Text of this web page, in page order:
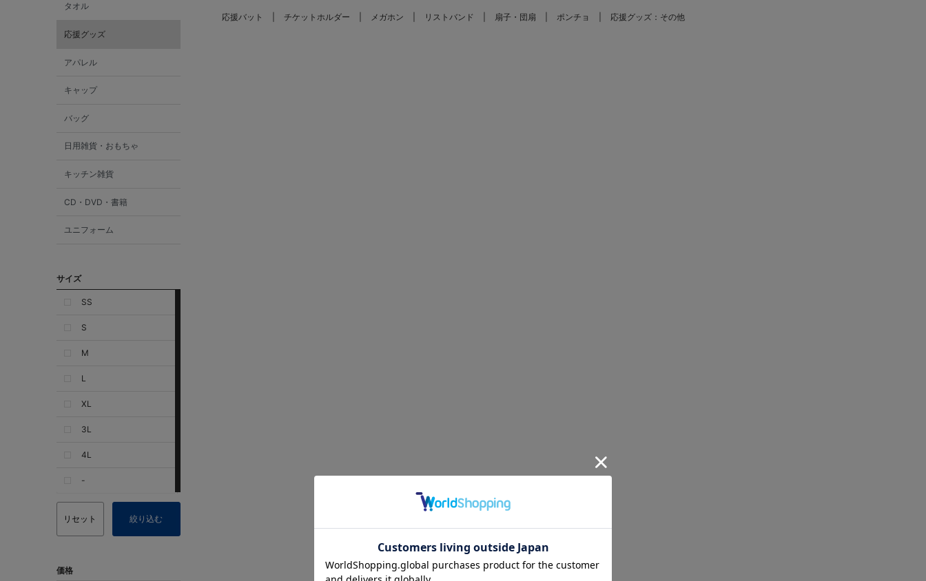
タオル
応援グッズ
アパレル
キャップ
バッグ
日用雑貨・おもちゃ
キッチン雑貨
CD・DVD・書籍
ユニフォーム
サイズ
SS
S
M
L
XL
3L
4L
-
リセット 絞り込む
価格
応援バット チケットホルダー メガホン リストバンド 扇子・団扇 ポンチョ 応援グッズ：その他